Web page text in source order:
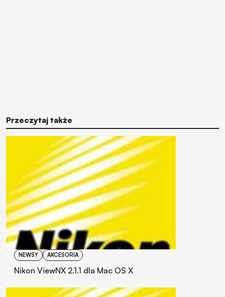
Przeczytaj także
NEWSY AKCESORIA
Nikon ViewNX 2.1.1 dla Mac OS X